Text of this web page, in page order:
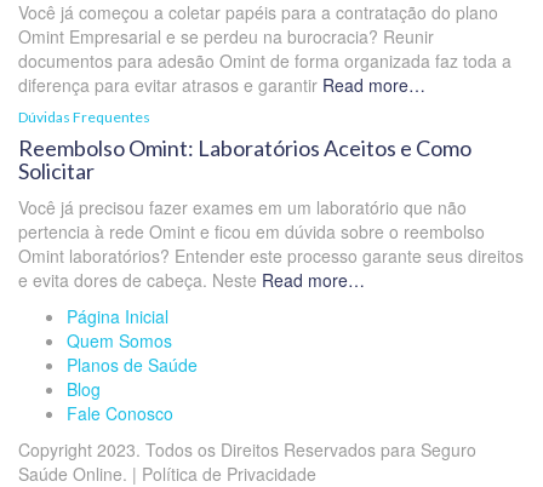
Você já começou a coletar papéis para a contratação do plano
Omint Empresarial e se perdeu na burocracia? Reunir
documentos para adesão Omint de forma organizada faz toda a
diferença para evitar atrasos e garantir Read more…
Dúvidas Frequentes
Reembolso Omint: Laboratórios Aceitos e Como
Solicitar
Você já precisou fazer exames em um laboratório que não
pertencia à rede Omint e ficou em dúvida sobre o reembolso
Omint laboratórios? Entender este processo garante seus direitos
e evita dores de cabeça. Neste Read more…
Página Inicial
Quem Somos
Planos de Saúde
Blog
Fale Conosco
Copyright 2023. Todos os Direitos Reservados para Seguro
Saúde Online. | Política de Privacidade